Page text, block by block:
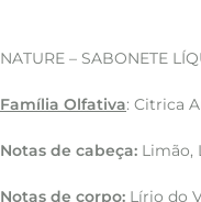
NATURE – SABONETE
Família Olfativa: Citrica
Notas de cabeça: Limão,
Notas de corpo: Lírio do